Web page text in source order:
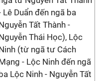
Lê Duẩn đến ngã ba
Tất Thành -
Thái Học), Lộc
(từ ngã tư Cách
- Lộc Ninh đến ngã
ba Lộc Ninh - Nguyễn Tất